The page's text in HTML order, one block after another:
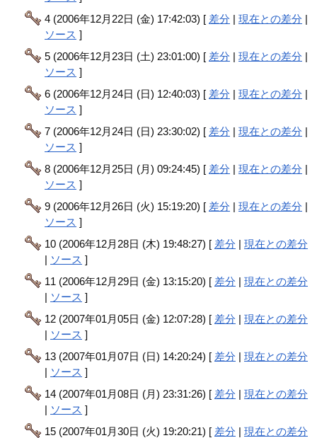
4 (2006年12月22日 (金) 17:42:03) [ 差分 |現在との差分 |
ソース ]
5 (2006年12月23日 (土) 23:01:00) [ 差分 |現在との差分 |
ソース ]
6 (2006年12月24日 (日) 12:40:03) [ 差分 |現在との差分 |
ソース ]
7 (2006年12月24日 (日) 23:30:02) [ 差分 |現在との差分 |
ソース ]
8 (2006年12月25日 (月) 09:24:45) [ 差分 |現在との差分 |
ソース ]
9 (2006年12月26日 (火) 15:19:20) [ 差分 |現在との差分 |
ソース ]
10 (2006年12月28日 (木) 19:48:27) [ 差分 |現在との差分
| ソース ]
11 (2006年12月29日 (金) 13:15:20) [ 差分 |現在との差分
| ソース ]
12 (2007年01月05日 (金) 12:07:28) [ 差分 |現在との差分
| ソース ]
13 (2007年01月07日 (日) 14:20:24) [ 差分 |現在との差分
| ソース ]
14 (2007年01月08日 (月) 23:31:26) [ 差分 |現在との差分
| ソース ]
15 (2007年01月30日 (火) 19:20:21) [ 差分 |現在との差分